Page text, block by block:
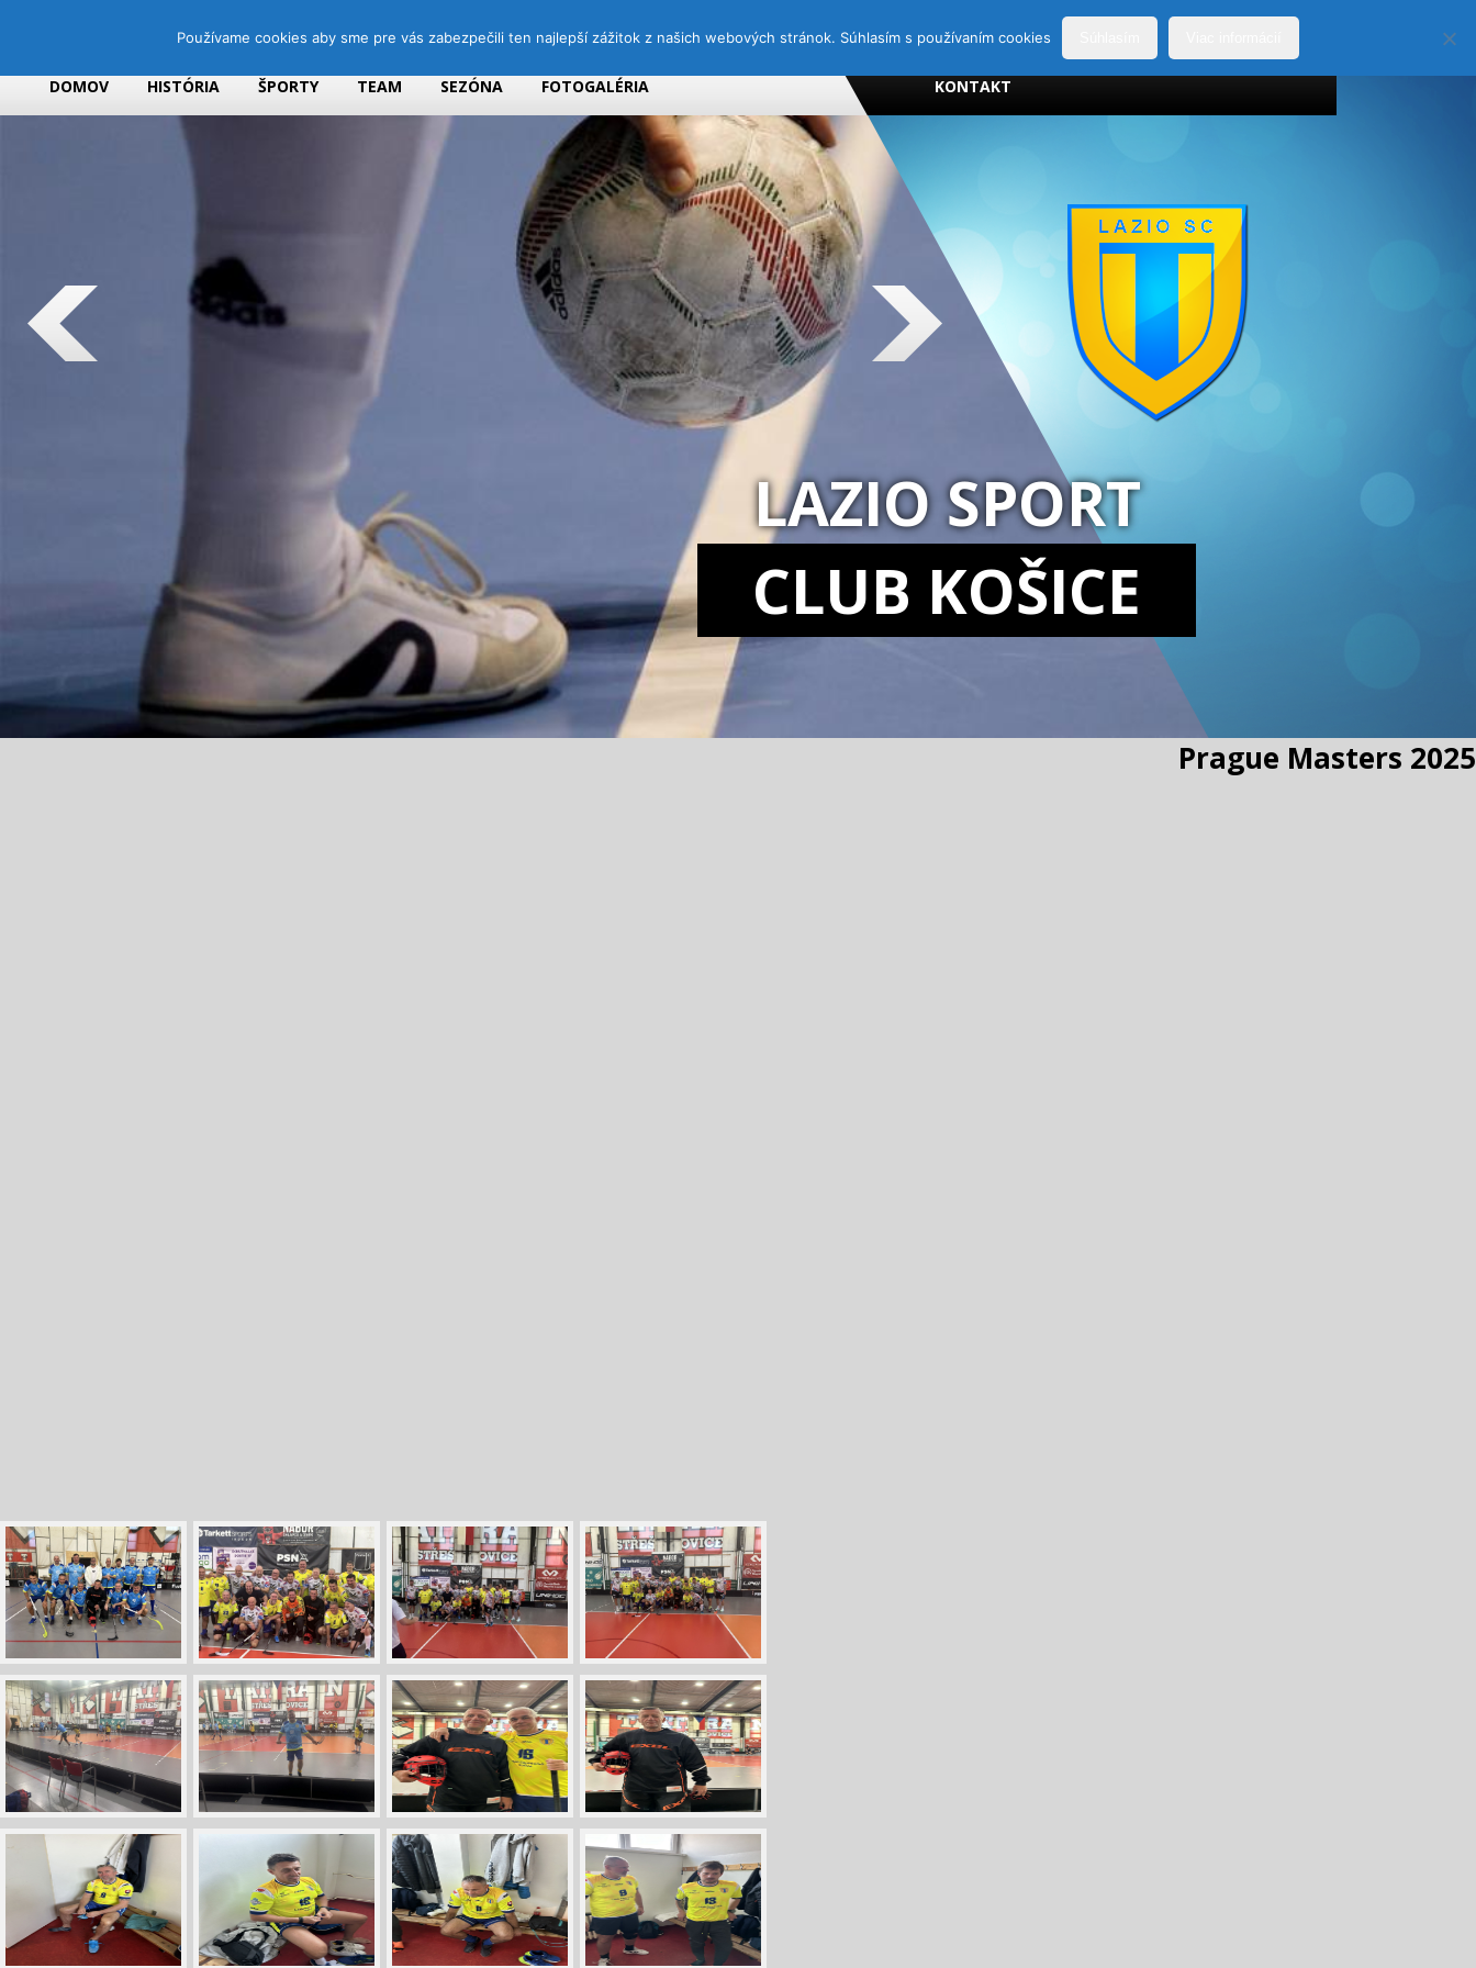
DOMOV HISTÓRIA ŠPORTY TEAM SEZÓNA FOTOGALÉRIA KONTAKT
LAZIO SPORT
CLUB KOŠICE
Prague Masters 2025
Používame cookies aby sme pre vás zabezpečili ten najlepší zážitok z našich webových stránok. Súhlasím s používaním cookies